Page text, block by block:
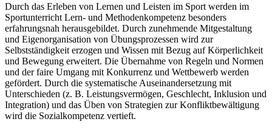
Durch das Erleben von Lernen und Leisten im Sport werden im
Sportunterricht Lern- und Methodenkompetenz besonders
erfahrungsnah herausgebildet. Durch zunehmende Mitgestaltung
und Eigenorganisation von Übungsprozessen wird zur
Selbstständigkeit erzogen und Wissen mit Bezug auf Körperlichkeit
und Bewegung erweitert. Die Übernahme von Regeln und Normen
und der faire Umgang mit Konkurrenz und Wettbewerb werden
gefördert. Durch die systematische Auseinandersetzung mit
Unterschieden (z. B. Leistungsvermögen, Geschlecht, Inklusion und
Integration) und das Üben von Strategien zur Konfliktbewältigung
wird die Sozialkompetenz vertieft.